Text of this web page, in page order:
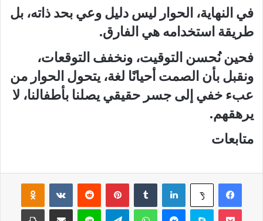
في النهاية، الحوار ليس دليل وعي بحد ذاته، بل
طريقة استخدامه هي الفارق.
فحين نُحسن التوقيت، ونخفف التوقعات،
ونقبل بأن الصمت أحيانًا لغة، يتحول الحوار من
عبء خفي إلى جسر حقيقي يصلنا بأطفالنا، لا
يرهقهم.
متابعات
فيسبوك ‫X لينكدإن بينتيريست
سكايب واتساب لاين